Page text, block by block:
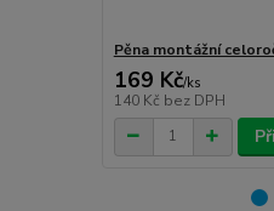
Pěna montážní
169 Kč/ks
140 Kč bez DPH